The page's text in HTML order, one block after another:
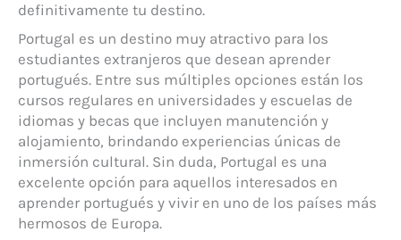
definitivamente tu destino.
Portugal es un destino muy atractivo para los
estudiantes extranjeros que desean aprender
portugués. Entre sus múltiples opciones están los
cursos regulares en universidades y escuelas de
idiomas y becas que incluyen manutención y
alojamiento, brindando experiencias únicas de
inmersión cultural. Sin duda, Portugal es una
excelente opción para aquellos interesados en
aprender portugués y vivir en uno de los países más
hermosos de Europa.